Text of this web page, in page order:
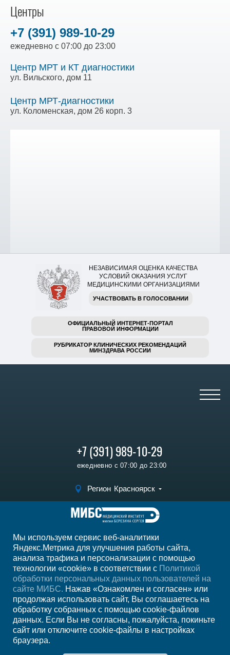
Центры
+7 (391) 989-10-29
ежедневно с 07:00 до 23:00
Центр МРТ и КТ диагностики
ул. Вильского, дом 11
Центр МРТ-диагностики
ул. Коломенская, дом 26 корп. 3
НЕЗАВИСИМАЯ ОЦЕНКА КАЧЕСТВА
УСЛОВИЙ ОКАЗАНИЯ УСЛУГ
МЕДИЦИНСКИМИ ОРГАНИЗАЦИЯМИ
УЧАСТВОВАТЬ В ГОЛОСОВАНИИ
ОФИЦИАЛЬНЫЙ ИНТЕРНЕТ-ПОРТАЛ
ПРАВОВОЙ ИНФОРМАЦИИ
РУБРИКАТОР КЛИНИЧЕСКИХ РЕКОМЕНДАЦИЙ
МИНЗДРАВА РОССИИ
+7 (391) 989-10-29
ежедневно с 07:00 до 23:00
Регион Красноярск
Записаться на
прием
Мы в социальных сетях
Мы используем сервис веб-аналитики
Яндекс.Метрика для улучшения работы сайта,
анализа трафика и персонализации с помощью
технологии «cookie» в соответствии с Политикой
обработки персональных данных пользователей на
сайте МИБС. Нажав «Ознакомлен и согласен» или
продолжая использовать сайт, Вы соглашаетесь на
обработку собранных с помощью cookie-файлов
данных. Если Вы не согласны, пожалуйста, покиньте
сайт или отключите cookie-файлы в настройках
браузера.